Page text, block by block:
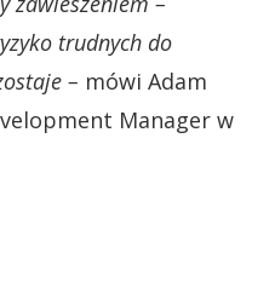
trudnych do
– mówi Adam
Manager w